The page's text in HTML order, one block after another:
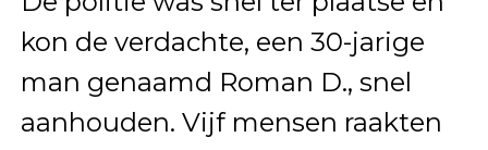
kon de verdachte, een 30-jarige
man genaamd Roman D., snel
aanhouden. Vijf mensen raakten